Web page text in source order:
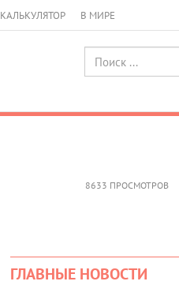
КАЛЬКУЛЯТОР В МИРЕ
8633 ПРОСМОТРОВ
ГЛАВНЫЕ НОВОСТИ